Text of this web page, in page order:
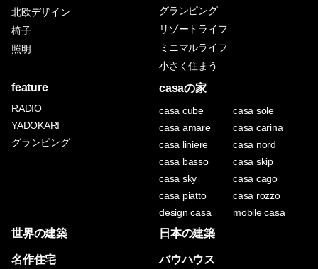
北欧デザイン
椅子
照明
グランピング
リゾートライフ
ミニマルライフ
小さく住まう
feature
RADIO
YADOKARI
グランピング
casaの家
casa cube
casa sole
casa amare
casa carina
casa liniere
casa nord
casa basso
casa skip
casa sky
casa cago
casa piatto
casa rozzo
design casa
mobile casa
世界の建築 日本の建築
名作住宅 バウハウス